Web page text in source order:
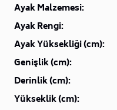
Ayak Malzemesi:
Ayak Rengi:
Ayak Yüksekliği (cm):
Genişlik (cm):
Derinlik (cm):
Yükseklik (cm):